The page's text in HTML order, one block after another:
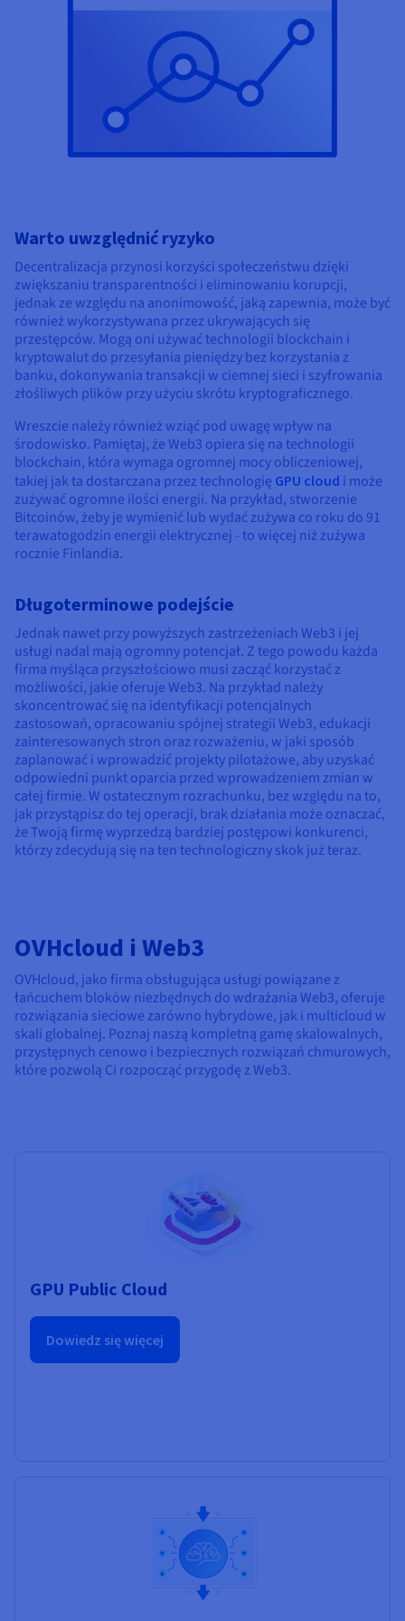
Warto uwzględnić ryzyko
Decentralizacja przynosi korzyści społeczeństwu dzięki
zwiększaniu transparentności i eliminowaniu korupcji,
jednak ze względu na anonimowość, jaką zapewnia, może być
również wykorzystywana przez ukrywających się
przestępców. Mogą oni używać technologii blockchain i
kryptowalut do przesyłania pieniędzy bez korzystania z
banku, dokonywania transakcji w ciemnej sieci i szyfrowania
złośliwych plików przy użyciu skrótu kryptograficznego.
Wreszcie należy również wziąć pod uwagę wpływ na
środowisko. Pamiętaj, że Web3 opiera się na technologii
blockchain, która wymaga ogromnej mocy obliczeniowej,
takiej jak ta dostarczana przez technologię GPU cloud i może
zużywać ogromne ilości energii. Na przykład, stworzenie
Bitcoinów, żeby je wymienić lub wydać zużywa co roku do 91
terawatogodzin energii elektrycznej - to więcej niż zużywa
rocznie Finlandia.
Długoterminowe podejście
Jednak nawet przy powyższych zastrzeżeniach Web3 i jej
usługi nadal mają ogromny potencjał. Z tego powodu każda
firma myśląca przyszłościowo musi zacząć korzystać z
możliwości, jakie oferuje Web3. Na przykład należy
skoncentrować się na identyfikacji potencjalnych
zastosowań, opracowaniu spójnej strategii Web3, edukacji
zainteresowanych stron oraz rozważeniu, w jaki sposób
zaplanować i wprowadzić projekty pilotażowe, aby uzyskać
odpowiedni punkt oparcia przed wprowadzeniem zmian w
całej firmie. W ostatecznym rozrachunku, bez względu na to,
jak przystąpisz do tej operacji, brak działania może oznaczać,
że Twoją firmę wyprzedzą bardziej postępowi konkurenci,
którzy zdecydują się na ten technologiczny skok już teraz.
OVHcloud i Web3
OVHcloud, jako firma obsługująca usługi powiązane z
łańcuchem bloków niezbędnych do wdrażania Web3, oferuje
rozwiązania sieciowe zarówno hybrydowe, jak i multicloud w
skali globalnej. Poznaj naszą kompletną gamę skalowalnych,
przystępnych cenowo i bezpiecznych rozwiązań chmurowych,
które pozwolą Ci rozpocząć przygodę z Web3.
GPU Public Cloud
Dowiedz się więcej